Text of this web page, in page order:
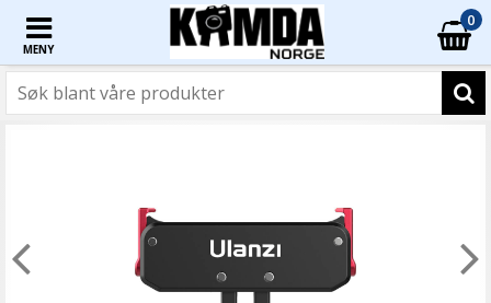
MENY
0